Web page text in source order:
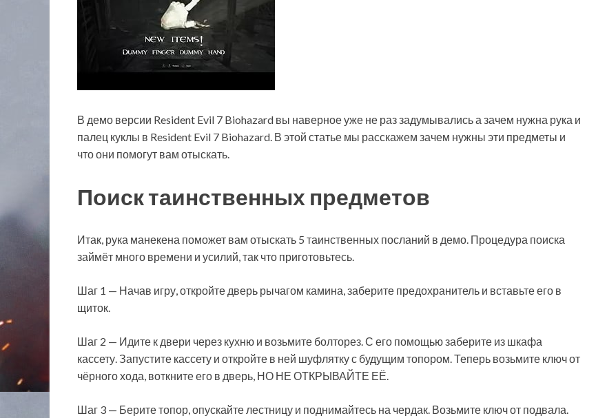
В демо версии Resident Evil 7 Biohazard вы наверное уже не раз задумывались а зачем нужна рука и
палец куклы в Resident Evil 7 Biohazard. В этой статье мы расскажем зачем нужны эти предметы и
что они помогут вам отыскать.
Поиск таинственных предметов
Итак, рука манекена поможет вам отыскать 5 таинственных посланий в демо. Процедура поиска
займёт много времени и усилий, так что приготовьтесь.
Шаг 1 — Начав игру, откройте дверь рычагом камина, заберите предохранитель и вставьте его в
щиток.
Шаг 2 — Идите к двери через кухню и возьмите болторез. С его помощью заберите из шкафа
кассету. Запустите кассету и откройте в ней шуфлятку с будущим топором. Теперь возьмите ключ от
чёрного хода, воткните его в дверь, НО НЕ ОТКРЫВАЙТЕ ЕЁ.
Шаг 3 — Берите топор, опускайте лестницу и поднимайтесь на чердак. Возьмите ключ от подвала.